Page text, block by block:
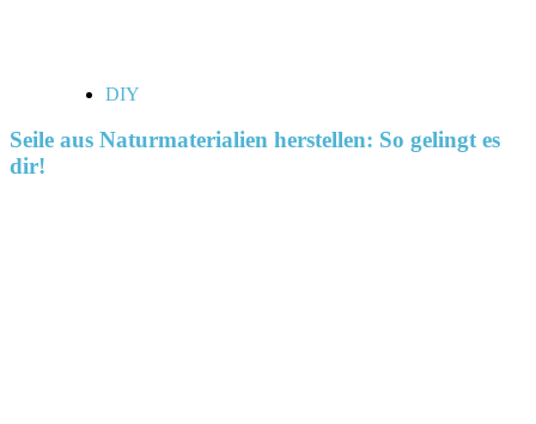
DIY
Seile aus Naturmaterialien herstellen: So gelingt es
dir!